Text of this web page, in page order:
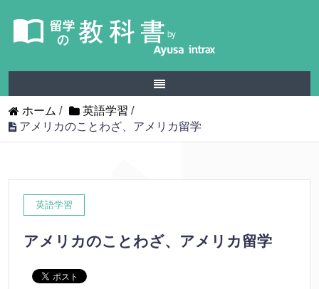
ホーム / 英語学習 /
アメリカのことわざ、アメリカ留学
英語学習
アメリカのことわざ、アメリカ留学